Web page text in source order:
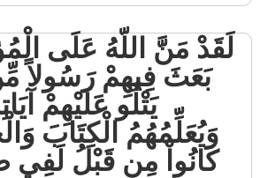
بَعَثَ فِيهِمْ رَسُولاً
يَتْلُو عَلَيْهِمْ
وَيُعَلِّمُهُمُ الْكِتَابَ
كَانُواْ مِن قَبْلُ لَفِي